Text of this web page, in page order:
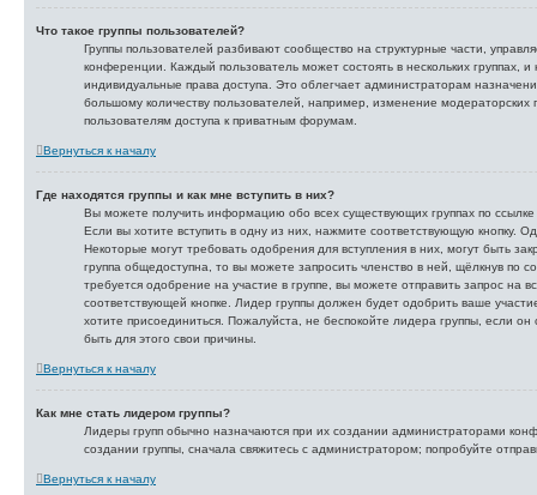
Что такое группы пользователей?
Группы пользователей разбивают сообщество на структурные части,
конференции. Каждый пользователь может состоять в нескольких группах,
индивидуальные права доступа. Это облегчает администраторам
большому количеству пользователей, например, изменение модераторских
пользователям доступа к приватным форумам.
Вернуться к началу
Где находятся группы и как мне вступить в них?
Вы можете получить информацию обо всех существующих группах по
Если вы хотите вступить в одну из них, нажмите соответствующую кнопку.
Некоторые могут требовать одобрения для вступления в них, могут быть
группа общедоступна, то вы можете запросить членство в ней, щёлкнув по
требуется одобрение на участие в группе, вы можете отправить запрос на
соответствующей кнопке. Лидер группы должен будет одобрить ваше
хотите присоединиться. Пожалуйста, не беспокойте лидера группы, если он
быть для этого свои причины.
Вернуться к началу
Как мне стать лидером группы?
Лидеры групп обычно назначаются при их создании администраторами
создании группы, сначала свяжитесь с администратором; попробуйте
Вернуться к началу